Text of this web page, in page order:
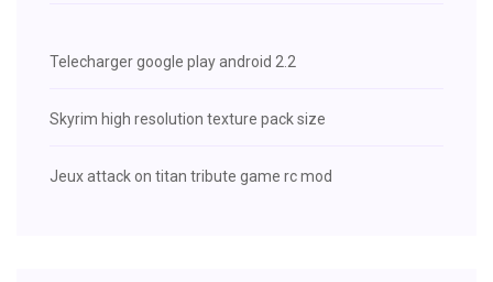
Telecharger google play android 2.2
Skyrim high resolution texture pack size
Jeux attack on titan tribute game rc mod